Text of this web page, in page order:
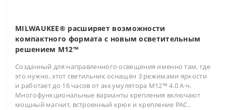
MILWAUKEE® расширяет возможности
компактного формата с новым осветительным
решением M12™
Созданный для направленного освещения именно там, где
это нужно, этот светильник оснащён 3 режимами яркости
и работает до 16 часов от аккумулятора M12™ 4.0 А·ч.
Многофункциональные варианты крепления включают
мощный магнит, встроенный крюк и крепление PAC..